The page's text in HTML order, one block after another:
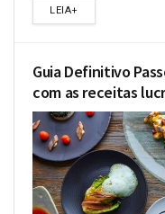
LEIA+
Guia Definitivo
com as receitas